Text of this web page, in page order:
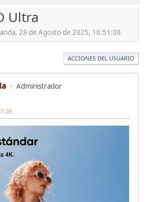
Ultra
28 de Agosto de 2025, 16:51:08
ACCIONES DEL USUARIO
Administrador